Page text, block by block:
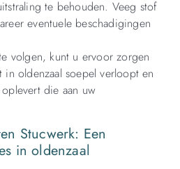
te behouden. Veeg stof
eventuele beschadigingen
volgen, kunt u ervoor zorgen
oldenzaal soepel verloopt en
die aan uw
Stucwerk: Een
in oldenzaal